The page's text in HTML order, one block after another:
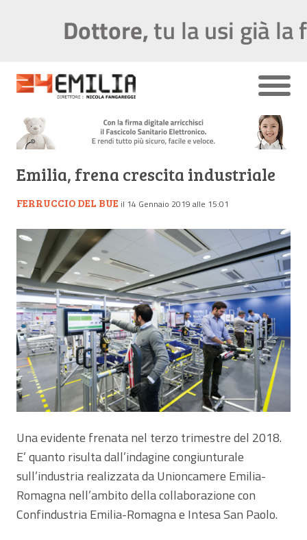
Emilia, frena crescita industriale
FERRUCCIO DEL BUE il 14 Gennaio 2019 alle 15:01
Una evidente frenata nel terzo trimestre del 2018.
E’ quanto risulta dall’indagine congiunturale
sull’industria realizzata da Unioncamere Emilia-
Romagna nell’ambito della collaborazione con
Confindustria Emilia-Romagna e Intesa San Paolo.